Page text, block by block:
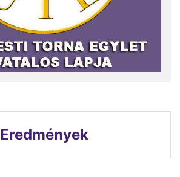
Eredmények